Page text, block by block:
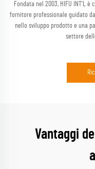
Fondata nel 2003, HIFU INT’L
fornitore professionale guidato
nello sviluppo prodotto e una
settore
Vantaggi